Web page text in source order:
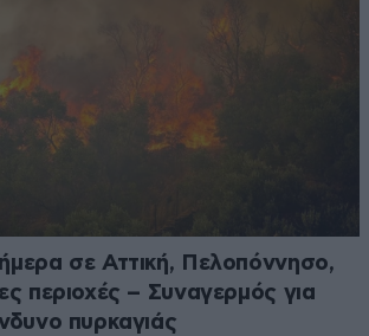
σε Αττική, Πελοπόννησο,
περιοχές – Συναγερμός για
πυρκαγιάς